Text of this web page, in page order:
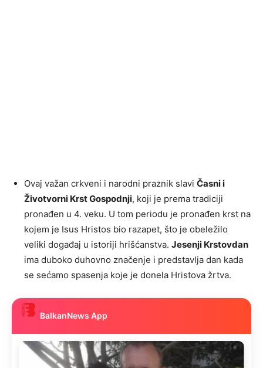
Ovaj važan crkveni i narodni praznik slavi Časni i
Životvorni Krst Gospodnji, koji je prema tradiciji
pronađen u 4. veku. U tom periodu je pronađen krst na
kojem je Isus Hristos bio razapet, što je obeležilo
veliki događaj u istoriji hrišćanstva. Jesenji Krstovdan
ima duboko duhovno značenje i predstavlja dan kada
se sećamo spasenja koje je donela Hristova žrtva.
BalkanNews App